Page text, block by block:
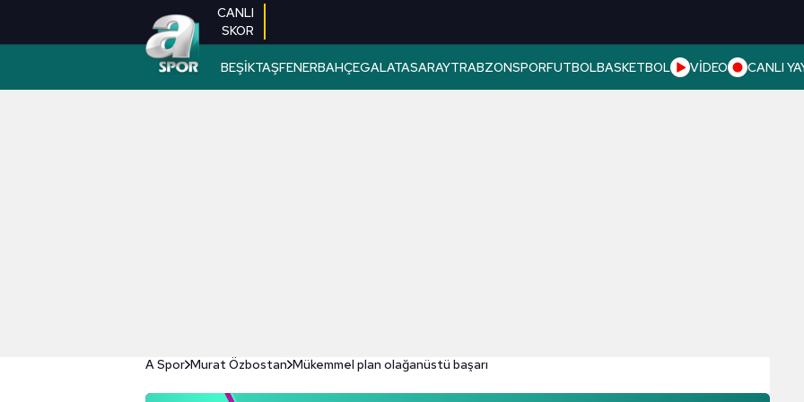
CANLI
SKOR
BEŞİKTAŞFENERBAHÇEGALATASARAYTRABZONSPORFUTBOLBASKETBOL VİDEO CANLI
A Spor Murat Özbostan Mükemmel plan olağanüstü başarı